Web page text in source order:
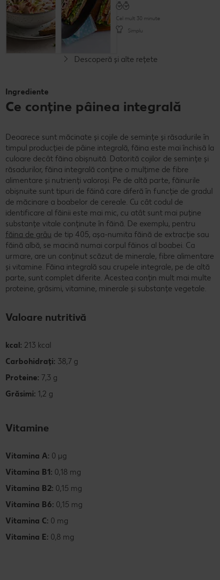
Cel mult 15 minute
Simplu
Cel mult 30 minute
Simplu
Descoperă și alte rețete
Ingrediente
Ce conține pâinea integrală
Deoarece sunt măcinate și cojile de semințe și răsadurile în
timpul producției de pâine integrală, făina este mai închisă la
culoare decât făina obișnuită. Datorită cojilor de semințe și
răsadurilor, făina integrală conține o mulțime de fibre
alimentare și nutrienți valoroși. Pe de altă parte, făinurile
obișnuite sunt tipuri de făină care diferă în funcție de gradul
de măcinare a boabelor de cereale. Cu cât codul de
identificare al făinii este mai mic, cu atât sunt mai puține
substanțe vitale conținute în făină. De exemplu, pentru
făina de grâu de tip 405, așa-numita făină de extracție sau
făină albă, se macină numai corpul făinos al boabei. Ca
urmare, are un conținut scăzut de minerale, fibre alimentare
și vitamine. Făina integrală sau crupele integrale, pe de altă
parte, sunt complet diferite. Acestea conțin mult mai multe
proteine, grăsimi, vitamine, minerale și substanțe vegetale.
Valoare nutritivă
kcal: 213 kcal
Carbohidrați: 38,7 g
Proteine: 7,3 g
Grăsimi: 1,2 g
Vitamine
Vitamina A: 0 µg
Vitamina B1: 0,18 mg
Vitamina B2: 0,15 mg
Vitamina B6: 0,15 mg
Vitamina C: 0 mg
Vitamina E: 0,8 mg